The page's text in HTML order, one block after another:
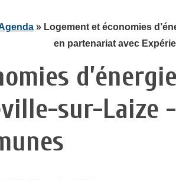
» Logement et économies
en partenariat avec
sur-Laize